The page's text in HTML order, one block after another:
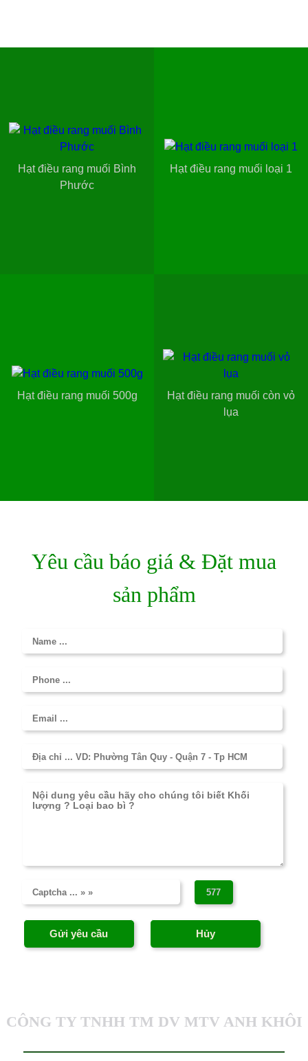
Hạt điều rang muối Bình
Phước
Hạt điều rang muối loại 1
Hạt điều rang muối 500g
Hạt điều rang muối còn vỏ
lụa
Yêu cầu báo giá & Đặt mua
sản phẩm
CÔNG TY TNHH TM DV MTV ANH KHÔI